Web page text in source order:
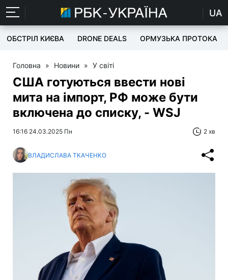
UA
ОБСТРІЛ КИЄВА DRONE DEALS ОРМУЗЬКА ПРОТОКА
Головна » Новини » У світі
США готуються ввести нові
мита на імпорт, РФ може бути
включена до списку, - WSJ
16:16 24.03.2025 Пн 2 хв
ВЛАДИСЛАВА ТКАЧЕНКО